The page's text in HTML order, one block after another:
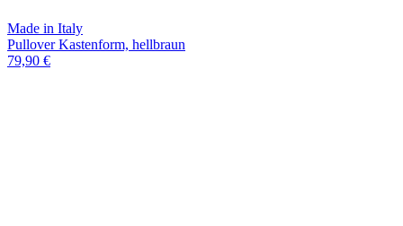
Made in Italy
Pullover Kastenform, hellbraun
79,90 €